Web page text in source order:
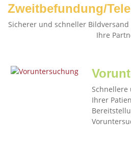
Zweitbefundung/
Sicherer und schneller Bildversand
Ihre
Schnellere
Ihrer